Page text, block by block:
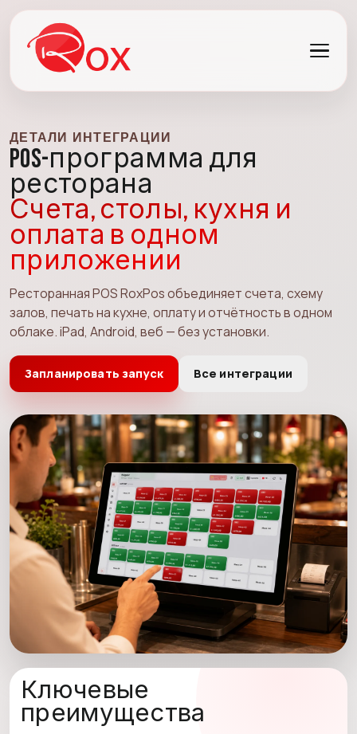
ДЕТАЛИ ИНТЕГРАЦИИ
POS-программа для
ресторана
Счета, столы, кухня и
оплата в одном
приложении
Ресторанная POS RoxPos объединяет счета, схему
залов, печать на кухне, оплату и отчётность в одном
облаке. iPad, Android, веб — без установки.
Запланировать запуск Все интеграции
Ключевые
преимущества